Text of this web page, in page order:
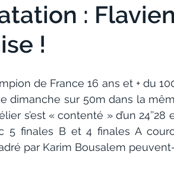
:
!
de France 16 ans et + du
dimanche sur 50m dans la
s’est « contenté » d’un
5 finales B et 4 finales A
par Karim Bousalem